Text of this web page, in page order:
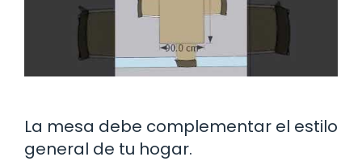
La mesa debe complementar el estilo
general de tu hogar.